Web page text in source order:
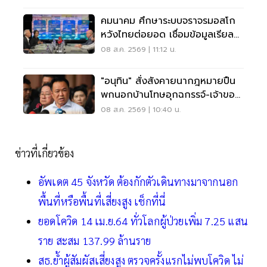
คมนาคม ศึกษาระบบจราจรมอสโก
หวังไทยต่อยอด เชื่อมข้อมูลเรียล
ไทม์ แก้รถติด
08 ส.ค. 2569 | 11:12 น.
"อนุทิน" สั่งสังคายนากฎหมายปืน
พกนอกบ้านโทษอุกฉกรรจ์-เจ้าของ
โดนหนัก
08 ส.ค. 2569 | 10:40 น.
ข่าวที่เกี่ยวข้อง
อัพเดต 45 จังหวัด ต้องกักตัวเดินทางมาจากนอก
พื้นที่หรือพื้นที่เสี่ยงสูง เช็กที่นี่
ยอดโควิด 14 เม.ย.64 ทั่วโลกผู้ป่วยเพิ่ม 7.25 แสน
ราย สะสม 137.99 ล้านราย
สธ.ย้ำผู้สัมผัสเสี่ยงสูง ตรวจครั้งแรกไม่พบโควิด ไม่